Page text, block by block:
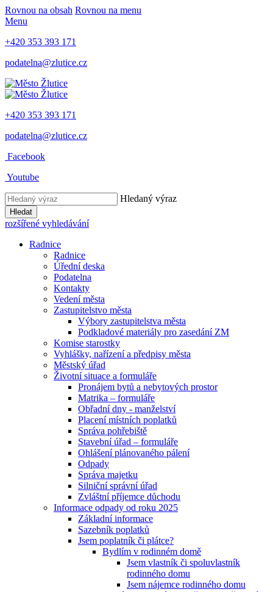
Rovnou na obsah Rovnou na menu
Menu
+420 353 393 171
podatelna@zlutice.cz
+420 353 393 171
podatelna@zlutice.cz
Facebook
Youtube
Hledaný výraz
Hledat
rozšířené vyhledávání
Radnice
Radnice
Úřední deska
Podatelna
Kontakty
Vedení města
Zastupitelstvo města
Výbory zastupitelstva města
Podkladové materiály pro zasedání ZM
Komise starostky
Vyhlášky, nařízení a předpisy města
Městský úřad
Životní situace a formuláře
Pronájem bytů a nebytových prostor
Matrika – formuláře
Obřadní dny - manželství
Placení místních poplatků
Správa pohřebiště
Stavební úřad – formuláře
Ohlášení plánovaného pálení
Odpady
Správa majetku
Silniční správní úřad
Zvláštní příjemce důchodu
Informace odpady od roku 2025
Základní informace
Sazebník poplatků
Jsem poplatník či plátce?
Bydlím v rodinném domě
Jsem vlastník či spoluvlastník
rodinného domu
Jsem nájemce rodinného domu